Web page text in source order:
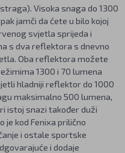
Visoka snaga do 1300
jamči da ćete u bilo kojoj
svjetla sprijeda i
s dva reflektora s dnevno
Oba reflektora možete
1300 i 70 lumena
hladniji reflektor do 1000
maksimalno 500 lumena,
istoj snazi također duži
je kod Fenixa prilično
i ostale sportske
i dodaje